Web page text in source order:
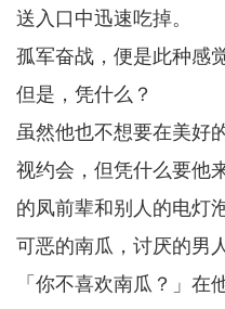
送入口中迅速吃掉。
孤军奋战，便是此种感
但是，凭什么？
虽然他也不想要在美好
视约会，但凭什么要他
的凤前辈和别人的电灯
可恶的南瓜，讨厌的男
「你不喜欢南瓜？」在